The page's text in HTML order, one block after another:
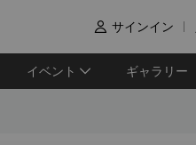
 サインイン
イベント ギャラリー